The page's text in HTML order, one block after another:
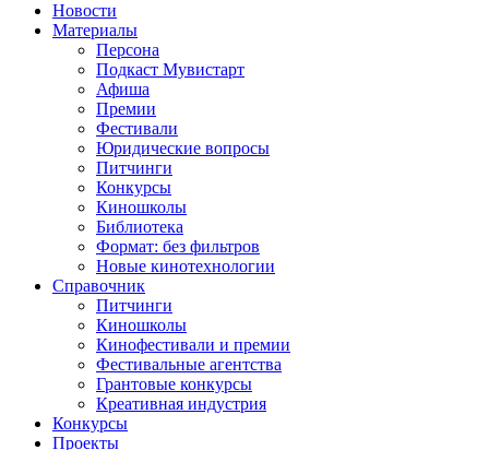
Новости
Материалы
Персона
Подкаст Мувистарт
Афиша
Премии
Фестивали
Юридические вопросы
Питчинги
Конкурсы
Киношколы
Библиотека
Формат: без фильтров
Новые кинотехнологии
Справочник
Питчинги
Киношколы
Кинофестивали и премии
Фестивальные агентства
Грантовые конкурсы
Креативная индустрия
Конкурсы
Проекты